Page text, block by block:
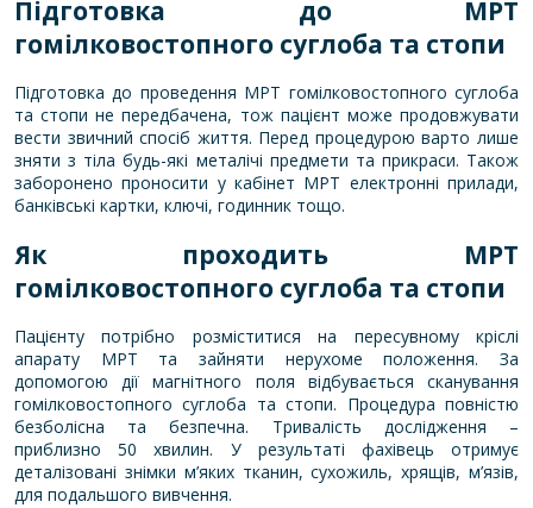
Підготовка до МРТ
гомілковостопного суглоба та стопи
Підготовка до проведення МРТ гомілковостопного суглоба
та стопи не передбачена, тож пацієнт може продовжувати
вести звичний спосіб життя. Перед процедурою варто лише
зняти з тіла будь-які металічі предмети та прикраси. Також
заборонено проносити у кабінет МРТ електронні прилади,
банківські картки, ключі, годинник тощо.
Як проходить МРТ
гомілковостопного суглоба та стопи
Пацієнту потрібно розміститися на пересувному кріслі
апарату МРТ та зайняти нерухоме положення. За
допомогою дії магнітного поля відбувається сканування
гомілковостопного суглоба та стопи. Процедура повністю
безболісна та безпечна. Тривалість дослідження –
приблизно 50 хвилин. У результаті фахівець отримує
деталізовані знімки м’яких тканин, сухожиль, хрящів, м’язів,
для подальшого вивчення.